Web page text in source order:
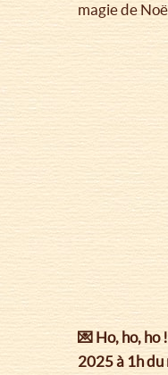
magie de
💌 Ho, ho, ho !
2025 à 1h du